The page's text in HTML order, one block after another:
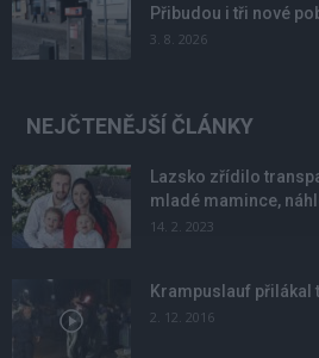
Přibudou i tři nové
3. 8. 2026
NEJČTENĚJŠÍ ČLÁNKY
Lazsko zřídilo
mladé mamince,
14. 2. 2023
Krampuslauf
2. 12. 2016